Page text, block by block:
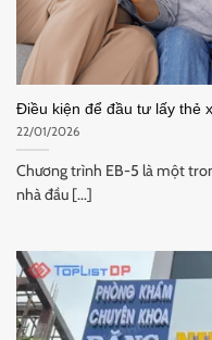
Điều kiện để đầu tư lấy thẻ
22/01/2026
Chương trình EB-5 là một
nhà đầu [...]